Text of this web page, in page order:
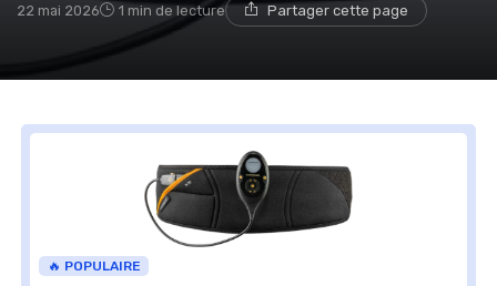
22 mai 2026
1 min de lecture Partager cette page
🔥 POPULAIRE